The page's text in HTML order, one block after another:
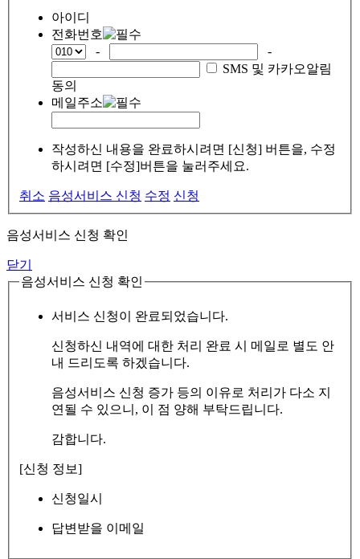
아이디
전화번호
-
-
SMS 및 카카오알림
동의
메일주소
작성하신 내용을 완료하시려면 [신청] 버튼을, 수정
하시려면 [수정]버튼을 눌러주세요.
취소 음성서비스 신청 수정 신청
음성서비스 신청 확인
닫기
음성서비스 신청 확인
서비스 신청이 완료되었습니다.
신청하신 내역에 대한 처리 완료 시 메일로 별도 안
내 드리도록 하겠습니다.
음성서비스 신청 증가 등의 이유로 처리가 다소 지
연될 수 있으니, 이 점 양해 부탁드립니다.
감합니다.
[신청 정보]
신청일시
답변받을 이메일